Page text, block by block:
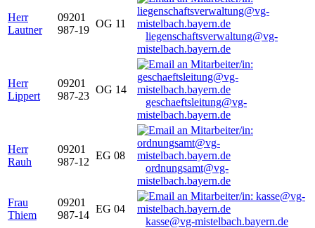
Herr
Lautner
09201
987-19
OG 11
liegenschaftsverwaltung@vg-
mistelbach.bayern.de
Herr
Lippert
09201
987-23
OG 14
geschaeftsleitung@vg-
mistelbach.bayern.de
Herr
Rauh
09201
987-12
EG 08
ordnungsamt@vg-
mistelbach.bayern.de
Frau
Thiem
09201
987-14
EG 04
kasse@vg-mistelbach.bayern.de